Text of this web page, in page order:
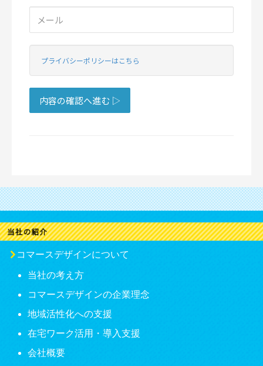
コマースデザインについて
当社の考え方
コマースデザインの企業理念
地域活性化への支援
在宅ワーク活用・導入支援
会社概要